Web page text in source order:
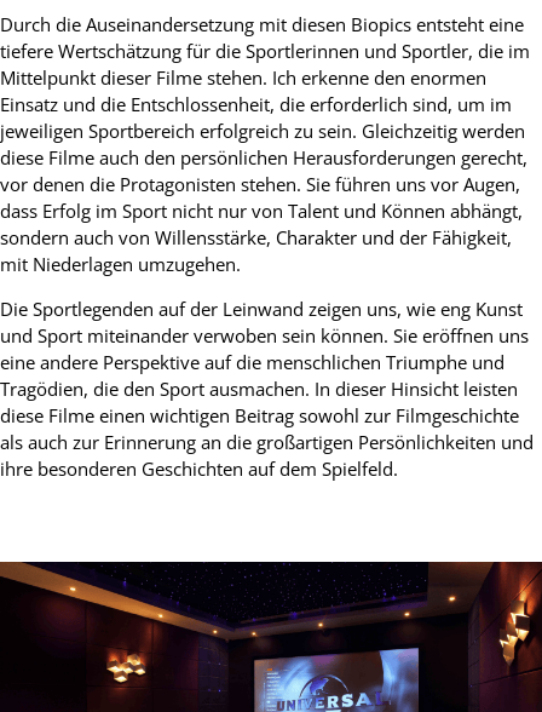
Durch die Auseinandersetzung mit diesen Biopics entsteht eine
tiefere Wertschätzung für die Sportlerinnen und Sportler, die im
Mittelpunkt dieser Filme stehen. Ich erkenne den enormen
Einsatz und die Entschlossenheit, die erforderlich sind, um im
jeweiligen Sportbereich erfolgreich zu sein. Gleichzeitig werden
diese Filme auch den persönlichen Herausforderungen gerecht,
vor denen die Protagonisten stehen. Sie führen uns vor Augen,
dass Erfolg im Sport nicht nur von Talent und Können abhängt,
sondern auch von Willensstärke, Charakter und der Fähigkeit,
mit Niederlagen umzugehen.
Die Sportlegenden auf der Leinwand zeigen uns, wie eng Kunst
und Sport miteinander verwoben sein können. Sie eröffnen uns
eine andere Perspektive auf die menschlichen Triumphe und
Tragödien, die den Sport ausmachen. In dieser Hinsicht leisten
diese Filme einen wichtigen Beitrag sowohl zur Filmgeschichte
als auch zur Erinnerung an die großartigen Persönlichkeiten und
ihre besonderen Geschichten auf dem Spielfeld.